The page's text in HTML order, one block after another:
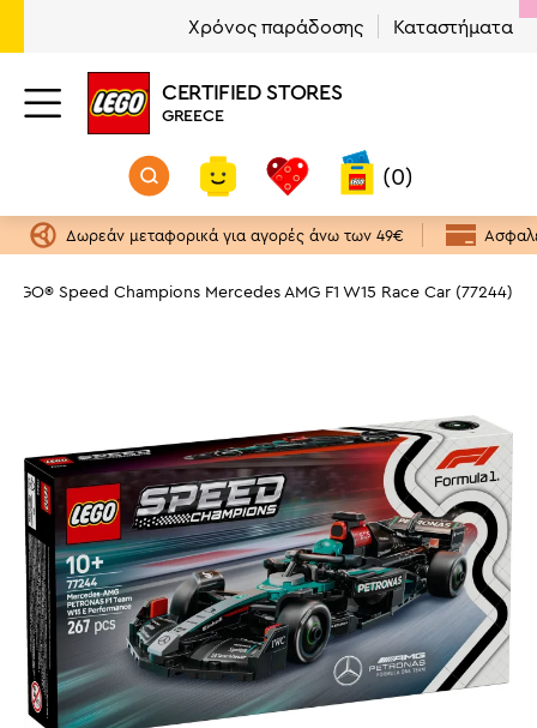
Χρόνος παράδοσης Καταστήματα
CERTIFIED STORES
GREECE
(0)
Δωρεάν μεταφορικά για αγορές άνω των 49€
LEGO® Speed Champions Mercedes AMG F1 W15 Race Car (77244)